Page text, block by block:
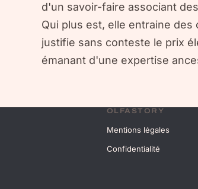
d'un savoir-faire associant
Qui plus est, elle entraine
justifie sans conteste le prix
émanant d'une expertise
OLFASTORY
Mentions légales
Confidentialité